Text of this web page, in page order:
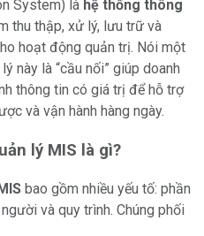
System) là hệ thống thông
thu thập, xử lý, lưu trữ và
hoạt động quản trị. Nói một
này là “cầu nối” giúp doanh
thông tin có giá trị để hỗ trợ
và vận hành hàng ngày.
lý MIS là gì?
bao gồm nhiều yếu tố: phần
và quy trình. Chúng phối